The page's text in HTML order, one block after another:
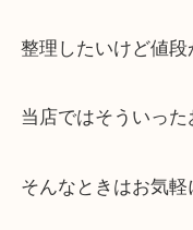
・ご相談はお気軽